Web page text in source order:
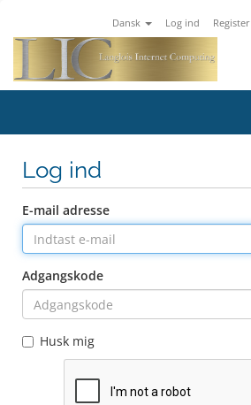
Dansk Log ind Register
Log ind
E-mail adresse
Adgangskode
Husk mig